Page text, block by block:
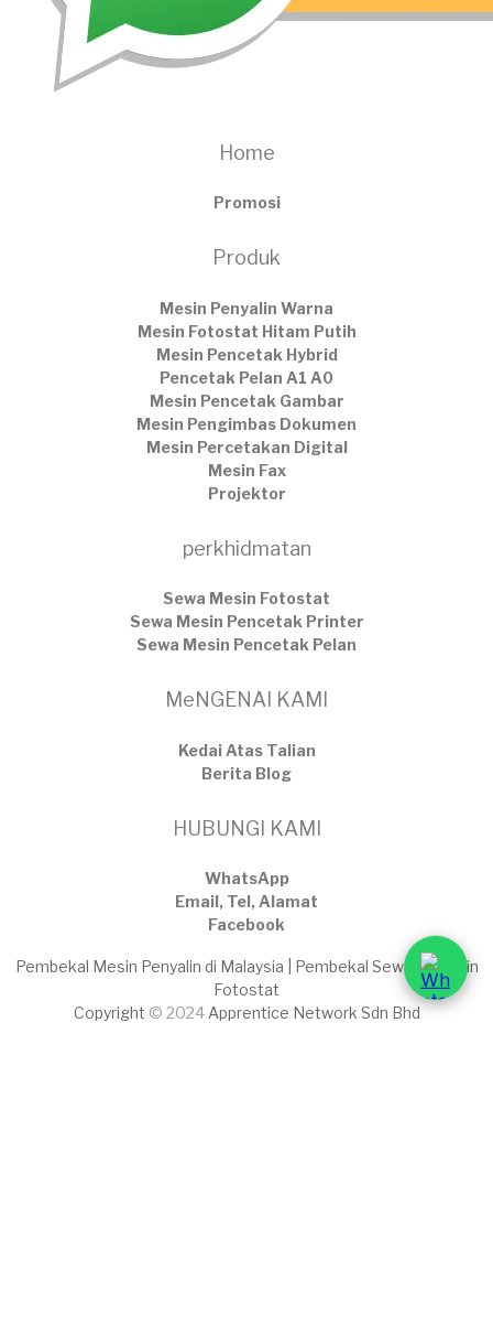
Home
Promosi
Produk
Mesin Penyalin Warna
Mesin Fotostat Hitam Putih
Mesin Pencetak Hybrid
Pencetak Pelan A1 A0
Mesin Pencetak Gambar
Mesin Pengimbas Dokumen
Mesin Percetakan Digital
Mesin Fax
Projektor
perkhidmatan
Sewa Mesin Fotostat
Sewa Mesin Pencetak Printer
Sewa Mesin Pencetak Pelan
MeNGENAI KAMI
Kedai Atas Talian
​Berita Blog
HUBUNGI KAMI
WhatsApp
Email, Tel, Alamat
Facebook
Pembekal Mesin Penyalin di Malaysia | Pembekal Sewaan Mesin
Fotostat
Copyright © 2024 Apprentice Network Sdn Bhd